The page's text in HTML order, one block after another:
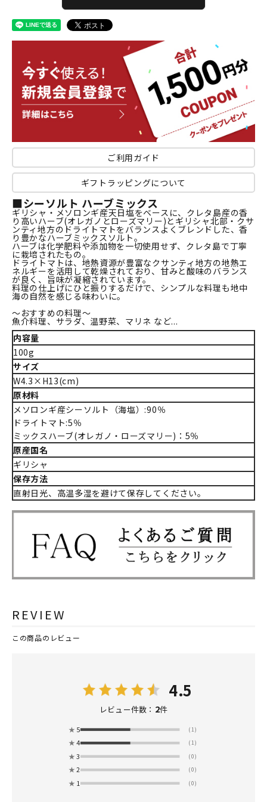
ご利用ガイド
ギフトラッピングについて
■シーソルト ハーブミックス
ギリシャ・メソロンギ産天日塩をベースに、クレタ島産の香
り高いハーブ(オレガノとローズマリー)とギリシャ北部・クサ
ンティ地方のドライトマトをバランスよくブレンドした、香
り豊かなハーブミックスソルト。
ハーブは化学肥料や添加物を一切使用せず、クレタ島で丁寧
に栽培されたもの。
ドライトマトは、地熱資源が豊富なクサンティ地方の地熱エ
ネルギーを活用して乾燥されており、甘みと酸味のバランス
が良く、旨味が凝縮されています。
料理の仕上げにひと振りするだけで、シンプルな料理も地中
海の自然を感じる味わいに。
～おすすめの料理～
魚介料理、サラダ、温野菜、マリネ など...
内容量
100g
サイズ
W4.3×H13(cm)
原材料
メソロンギ産シーソルト（海塩）:90％
ドライトマト:5％
ミックスハーブ(オレガノ・ローズマリー)：5％
原産国名
ギリシャ
保存方法
直射日光、高温多湿を避けて保存してください。
REVIEW
この商品のレビュー
4.5
レビュー件数： 2件
★ 5 (1)
★ 4 (1)
★ 3 (0)
★ 2 (0)
★ 1 (0)